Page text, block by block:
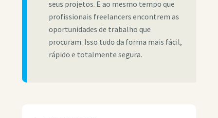
seus projetos. E ao mesmo tempo que
profissionais freelancers encontrem as
oportunidades de trabalho que
procuram. Isso tudo da forma mais fácil,
rápido e totalmente segura.